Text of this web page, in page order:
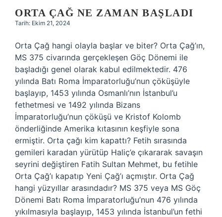
ORTA ÇAĞ NE ZAMAN BAŞLADI
Tarih: Ekim 21, 2024
Orta Çağ hangi olayla başlar ve biter? Orta Çağ’ın,
MS 375 civarında gerçekleşen Göç Dönemi ile
başladığı genel olarak kabul edilmektedir. 476
yılında Batı Roma İmparatorluğu’nun çöküşüyle ​​
başlayıp, 1453 yılında Osmanlı’nın İstanbul’u
fethetmesi ve 1492 yılında Bizans
İmparatorluğu’nun çöküşü ve Kristof Kolomb
önderliğinde Amerika kıtasının keşfiyle sona
ermiştir. Orta çağı kim kapattı? Fetih sırasında
gemileri karadan yürütüp Haliç’e çıkararak savaşın
seyrini değiştiren Fatih Sultan Mehmet, bu fetihle
Orta Çağ’ı kapatıp Yeni Çağ’ı açmıştır. Orta Çağ
hangi yüzyıllar arasındadır? MS 375 veya MS Göç
Dönemi Batı Roma İmparatorluğu’nun 476 yılında
yıkılmasıyla başlayıp, 1453 yılında İstanbul’un fethi